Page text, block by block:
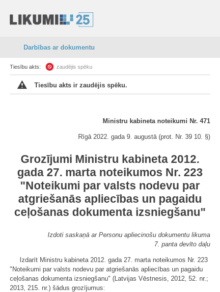
Darbības ar dokumentu
Tiesību akts: zaudējis spēku
Tiesību akts ir zaudējis spēku.
Ministru kabineta noteikumi Nr. 471
Rīgā 2022. gada 9. augustā (prot. Nr. 39 10. §)
Grozījumi Ministru kabineta 2012.
gada 27. marta noteikumos Nr. 223
"Noteikumi par valsts nodevu par
atgriešanās apliecības un pagaidu
ceļošanas dokumenta izsniegšanu"
Izdoti saskaņā ar Personu apliecinošu dokumentu likuma
7. panta devīto daļu
Izdarīt Ministru kabineta 2012. gada 27. marta noteikumos Nr. 223
"Noteikumi par valsts nodevu par atgriešanās apliecības un pagaidu
ceļošanas dokumenta izsniegšanu" (Latvijas Vēstnesis, 2012, 52. nr.;
2013, 215. nr.) šādus grozījumus: